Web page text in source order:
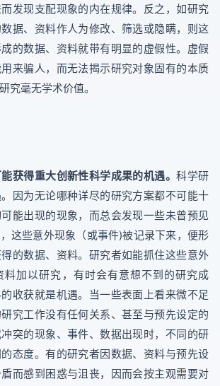
发现支配现象的内在规律。反之，如研究
据、资料作人为修改、筛选或隐瞒，则这
的数据、资料就带有明显的虚假性。虚假
来骗人，而无法揭示研究对象固有的本质
究毫无学术价值。
获得重大创新性科学成果的机遇。科学研
因为无论哪种详尽的研究方案都不可能十
能出现的现象，而总会发现一些未曾预见
这些意外现象（或事件)被记录下来，便形
的数据、资料。研究者如能抓住这些意外
料加以研究，有时会有意想不到的研究成
收获就是机遇。当一些表面上看来微不足
究工作没有任何关系、甚至与预先设定的
突的现象、事件、数据出现时，不同的研
态度。有的研究者因数据、资料与预先设
而感到困惑与沮丧，因而会按主观需要对